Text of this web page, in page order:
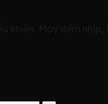
Máy đếm nhịp,